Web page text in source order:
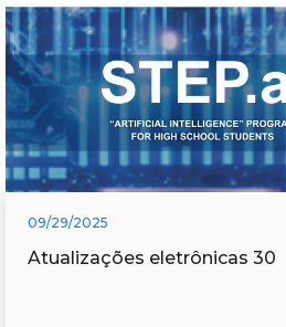
09/29/2025
Atualizações eletrônicas 30